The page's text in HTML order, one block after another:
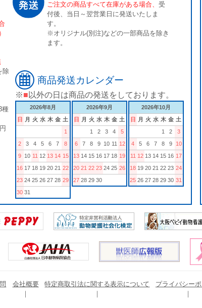
除
種
ご注文の商品すべて在庫がある場合、 受
付後、当日～翌営業日に発送いたしま
す。
※オリジナル(別注)などの一部商品を除き
ます。
商品発送カレンダー
※■以外の日は商品の発送をしております。
2026年8月
日 月 火 水 木 金 土
1
2
3 4 5 6 7
8
9 10 11 12 13 14 15
16 17 18 19 20 21 22
23 24 25 26 27 28 29
30 31
2026年9月
日 月 火 水 木 金 土
1
2 3 4
5
6
7 8 9 10 11 12
13 14 15 16 17 18 19
20 21 22 23 24 25 26
27 28 29 30
2026年10月
日 月 火 水 木 金 土
1
2
3
4
5 6 7 8 9
10
11 12 13 14 15 16 17
18 19 20 21 22 23 24
25 26 27 28 29 30 31
会社概要 特定商取引法に関する表示について プライバシー